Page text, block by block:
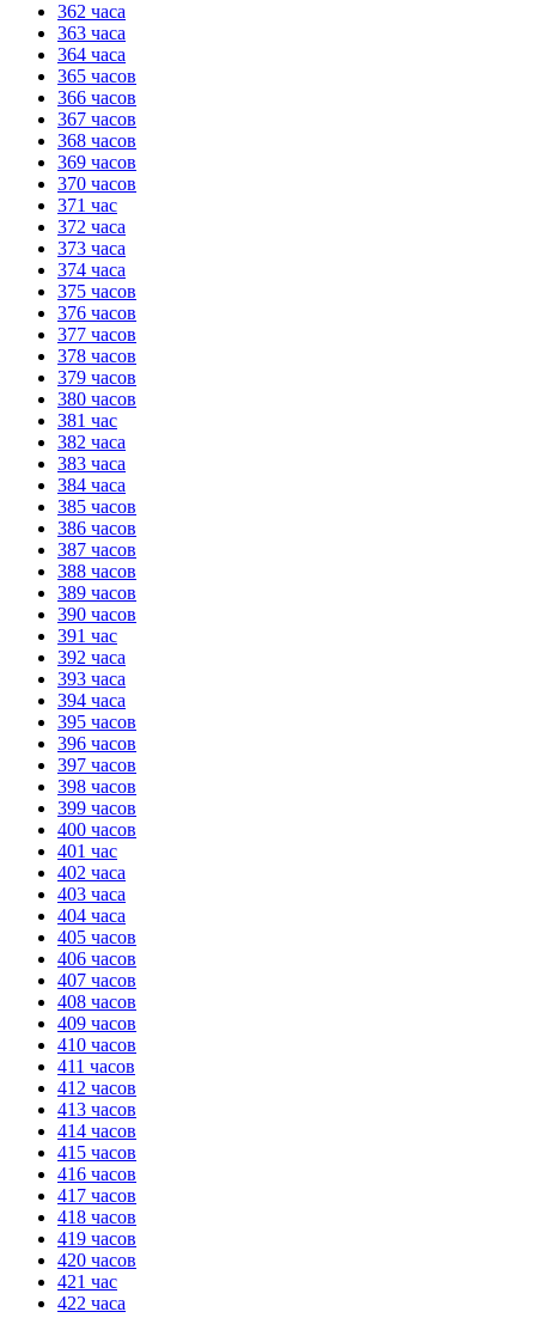
362 часа
363 часа
364 часа
365 часов
366 часов
367 часов
368 часов
369 часов
370 часов
371 час
372 часа
373 часа
374 часа
375 часов
376 часов
377 часов
378 часов
379 часов
380 часов
381 час
382 часа
383 часа
384 часа
385 часов
386 часов
387 часов
388 часов
389 часов
390 часов
391 час
392 часа
393 часа
394 часа
395 часов
396 часов
397 часов
398 часов
399 часов
400 часов
401 час
402 часа
403 часа
404 часа
405 часов
406 часов
407 часов
408 часов
409 часов
410 часов
411 часов
412 часов
413 часов
414 часов
415 часов
416 часов
417 часов
418 часов
419 часов
420 часов
421 час
422 часа